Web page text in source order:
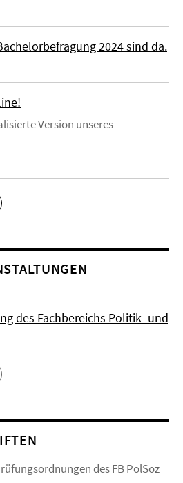
2024 sind da.
Version unseres
des Fachbereichs Politik- und
des FB PolSoz